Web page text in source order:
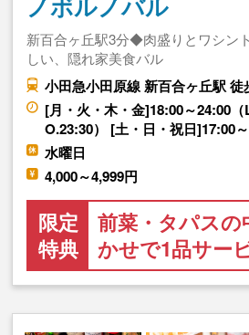
新百合ヶ丘駅3分◆肉盛りとワシン
しい、隠れ家美食バル
小田急小田原線 新百合ヶ丘駅 徒
[月・火・木・金]18:00～24:00
O.23:30） [土・日・祝日]17:00
水曜日
4,000～4,999円
限定
特典
前菜・タパスの
かせで1品サー